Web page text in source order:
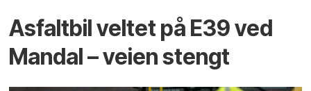
Asfaltbil veltet på E39 ved
Mandal – veien stengt